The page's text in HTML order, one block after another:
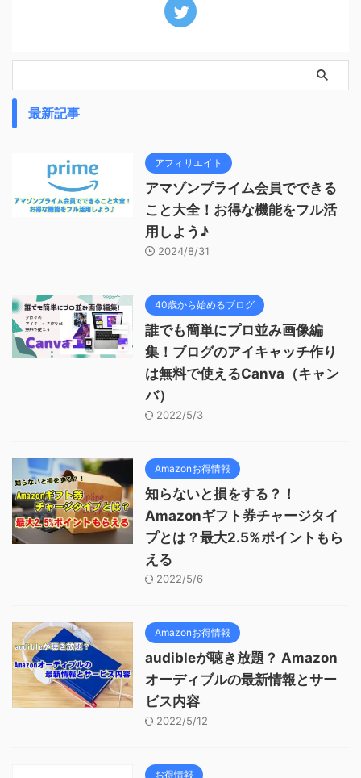
最新記事
アフィリエイト
アマゾンプライム会員でできる
こと大全！お得な機能をフル活
用しよう♪
2024/8/31
40歳から始めるブログ
誰でも簡単にプロ並み画像編
集！ブログのアイキャッチ作り
は無料で使えるCanva（キャン
バ）
2022/5/3
Amazonお得情報
知らないと損をする？！
Amazonギフト券チャージタイ
プとは？最大2.5%ポイントもら
える
2022/5/6
Amazonお得情報
audibleが聴き放題？ Amazon
オーディブルの最新情報とサー
ビス内容
2022/5/12
お得情報